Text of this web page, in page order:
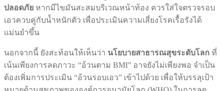
ปลอดภัย หากมีไขมันสะสมบริเวณหน้าท้อง ควรใส่ใจตรวจรอบ
เอวควบคู่กับน้ำหนักตัว เพื่อประเมินความเสี่ยงโรคเรื้อรังได้
แม่นยำขึ้น
นอกจากนี้ ยังสะท้อนให้เห็นว่า นโยบายสาธารณสุขระดับโลก ที่
เน้นเพียงการลดภาวะ “อ้วนตาม BMI” อาจยังไม่เพียงพอ จำเป็น
ต้องเพิ่มการประเมิน “อ้วนรอบเอว” เข้าไปด้วย เพื่อให้บรรลุเป้า